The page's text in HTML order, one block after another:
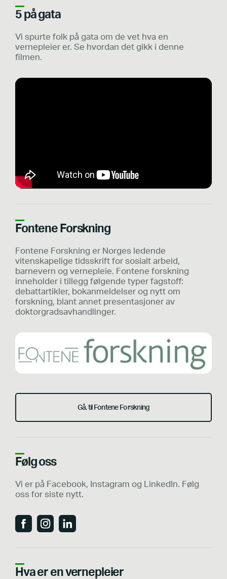
5 på gata
Vi spurte folk på gata om de vet hva en
vernepleier er. Se hvordan det gikk i denne
filmen.
Fontene Forskning
Fontene Forskning er Norges ledende
vitenskapelige tidsskrift for sosialt arbeid,
barnevern og vernepleie. Fontene forskning
inneholder i tillegg følgende typer fagstoff:
debattartikler, bokanmeldelser og nytt om
forskning, blant annet presentasjoner av
doktorgradsavhandlinger.
Gå. til Fontene Forskning
Følg oss
Vi er på Facebook, Instagram og LinkedIn. Følg
oss for siste nytt.
Hva er en vernepleier